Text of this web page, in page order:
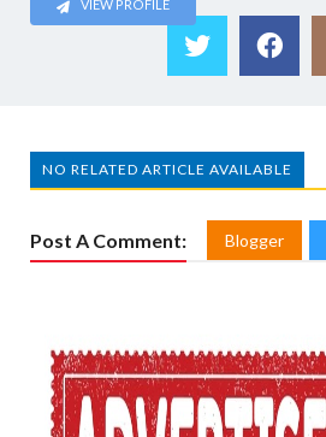
VIEW PROFILE
NO RELATED ARTICLE AVAILABLE
Post A Comment: Blogger